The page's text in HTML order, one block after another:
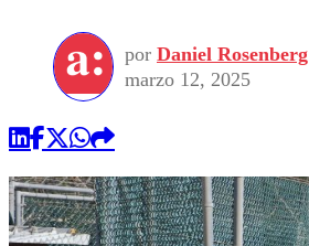
por Daniel Rosenberg
marzo 12, 2025